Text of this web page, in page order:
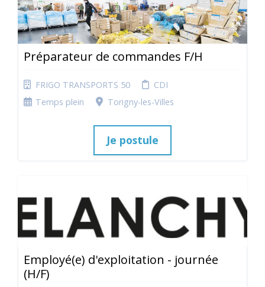
Préparateur de commandes F/H
FRIGO TRANSPORTS 50
CDI
Temps plein
Torigny-les-Villes
Je postule
Employé(e) d'exploitation - journée
(H/F)